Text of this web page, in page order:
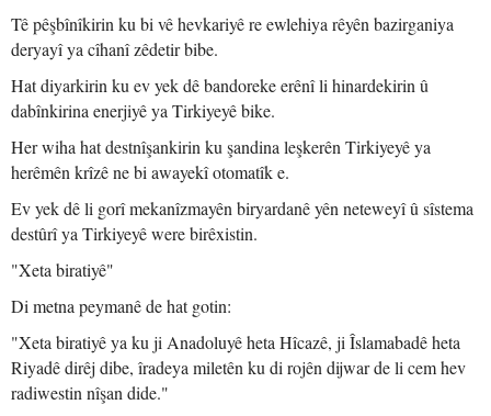
Tê pêşbînîkirin ku bi vê hevkariyê re ewlehiya rêyên bazirganiya
deryayî ya cîhanî zêdetir bibe.
Hat diyarkirin ku ev yek dê bandoreke erênî li hinardekirin û
dabînkirina enerjiyê ya Tirkiyeyê bike.
Her wiha hat destnîşankirin ku şandina leşkerên Tirkiyeyê ya
herêmên krîzê ne bi awayekî otomatîk e.
Ev yek dê li gorî mekanîzmayên biryardanê yên neteweyî û sîstema
destûrî ya Tirkiyeyê were birêxistin.
"Xeta biratiyê"
Di metna peymanê de hat gotin:
"Xeta biratiyê ya ku ji Anadoluyê heta Hîcazê, ji Îslamabadê heta
Riyadê dirêj dibe, îradeya miletên ku di rojên dijwar de li cem hev
radiwestin nîşan dide."